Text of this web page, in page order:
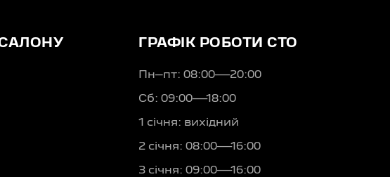
САЛОНУ ГРАФІК РОБОТИ СТО
Пн–пт: 08:00—20:00
Сб: 09:00—18:00
1 січня: вихідний
2 січня: 08:00—16:00
3 січня: 09:00—16:00